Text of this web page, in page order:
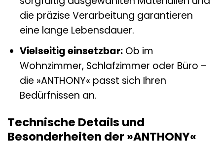
die präzise Verarbeitung garantieren
eine lange Lebensdauer.
Vielseitig einsetzbar:Ob im
Wohnzimmer, Schlafzimmer oder Büro –
die »ANTHONY« passt sich Ihren
Bedürfnissen an.
Technische Details und
Besonderheiten der »ANTHONY«